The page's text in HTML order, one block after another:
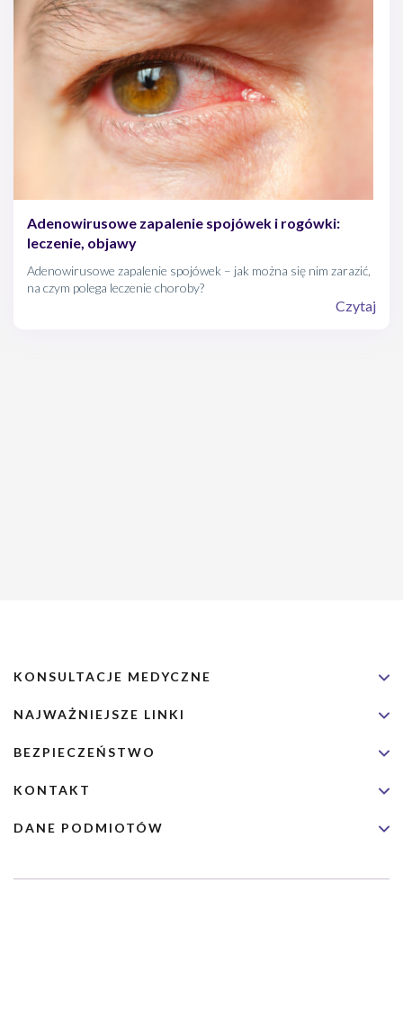
Adenowirusowe zapalenie spojówek i rogówki:
leczenie, objawy
Adenowirusowe zapalenie spojówek – jak można się nim zarazić,
na czym polega leczenie choroby?
Czytaj
KONSULTACJE MEDYCZNE
NAJWAŻNIEJSZE LINKI
BEZPIECZEŃSTWO
KONTAKT
DANE PODMIOTÓW